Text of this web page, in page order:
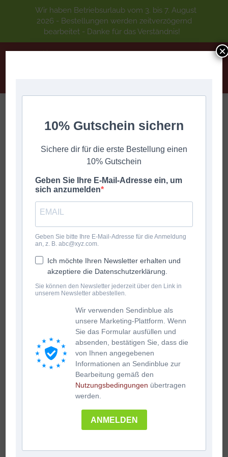
16 Walzer für die 4-Reihige
Start Hartl Gottfried 16 Walzer für die 4-Reihige
Wir haben Betriebsurlaub vom 3. bis 7. August
2026 - Bestellungen werden zeitverzögernd
bearbeitet - Danke für das Verständnis!
10% Gutschein sichern
Sichere dir für die erste Bestellung einen
10% Gutschein
Geben Sie Ihre E-Mail-Adresse ein, um
sich anzumelden
Geben Sie bitte Ihre E-Mail-Adresse für die Anmeldung
an, z. B. abc@xyz.com.
Ich möchte Ihren Newsletter erhalten und
akzeptiere die Datenschutzerklärung.
Sie können den Newsletter jederzeit über den Link in
unserem Newsletter abbestellen.
Wir verwenden Sendinblue als
unsere Marketing-Plattform. Wenn
Sie das Formular ausfüllen und
absenden, bestätigen Sie, dass die
von Ihnen angegebenen
Informationen an Sendinblue zur
Bearbeitung gemäß den
Nutzungsbedingungen übertragen
werden.
ANMELDEN
×